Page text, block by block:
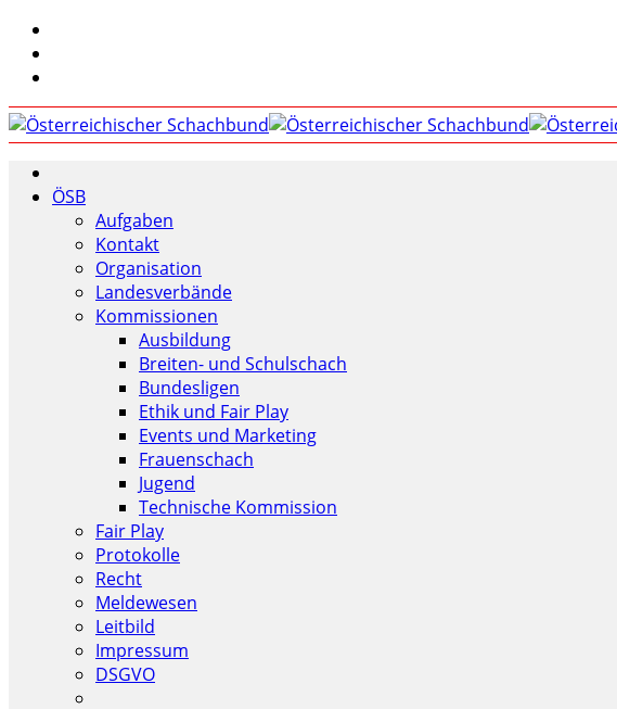
ÖSB
Aufgaben
Kontakt
Organisation
Landesverbände
Kommissionen
Ausbildung
Breiten- und Schulschach
Bundesligen
Ethik und Fair Play
Events und Marketing
Frauenschach
Jugend
Technische Kommission
Fair Play
Protokolle
Recht
Meldewesen
Leitbild
Impressum
DSGVO